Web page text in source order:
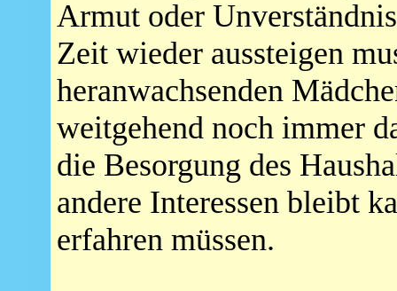
Armut oder
Zeit wieder aussteigen
heranwachsenden
weitgehend noch immer
die Besorgung des
andere Interessen bleibt
erfahren müssen.